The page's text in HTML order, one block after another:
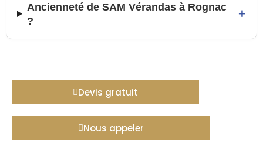
Ancienneté de SAM Vérandas à Rognac
?
+
Devis gratuit
Nous appeler